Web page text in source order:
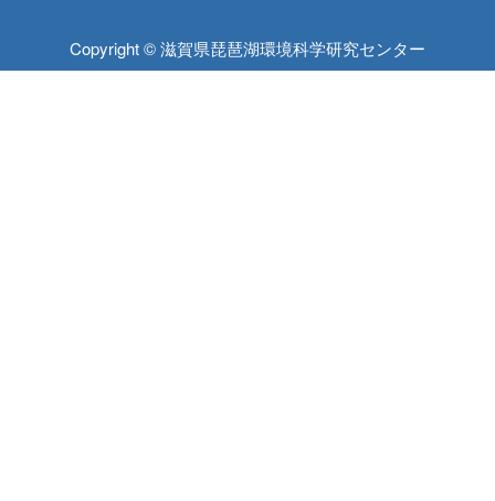
Copyright © 滋賀県琵琶湖環境科学研究センター